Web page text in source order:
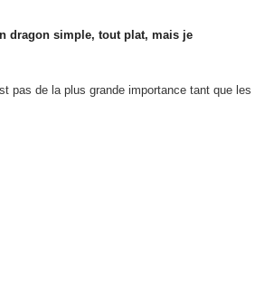
dragon simple, tout plat, mais je
pas de la plus grande importance tant que les